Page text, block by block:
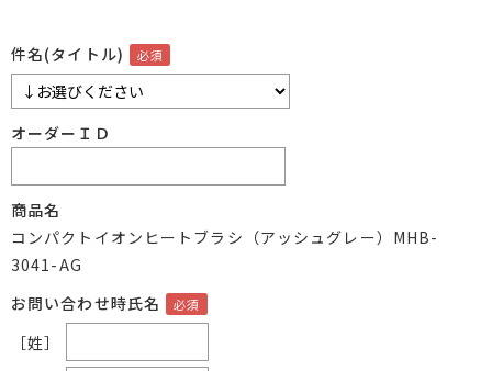
件名(タイトル)
オーダーＩＤ
商品名
コンパクトイオンヒートブラシ（アッシュグレー）MHB-
3041-AG
お問い合わせ時氏名
［姓］